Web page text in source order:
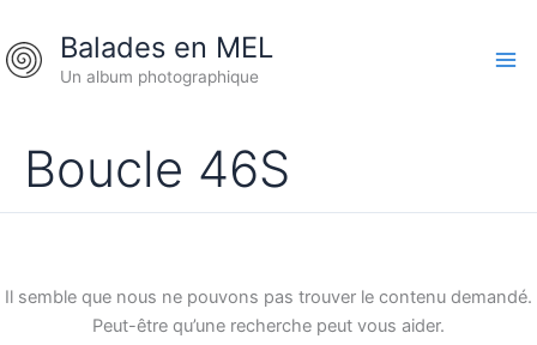
au
contenu
Balades en MEL
Un album photographique
Boucle 46S
Il semble que nous ne pouvons pas trouver le contenu demandé.
Peut-être qu’une recherche peut vous aider.